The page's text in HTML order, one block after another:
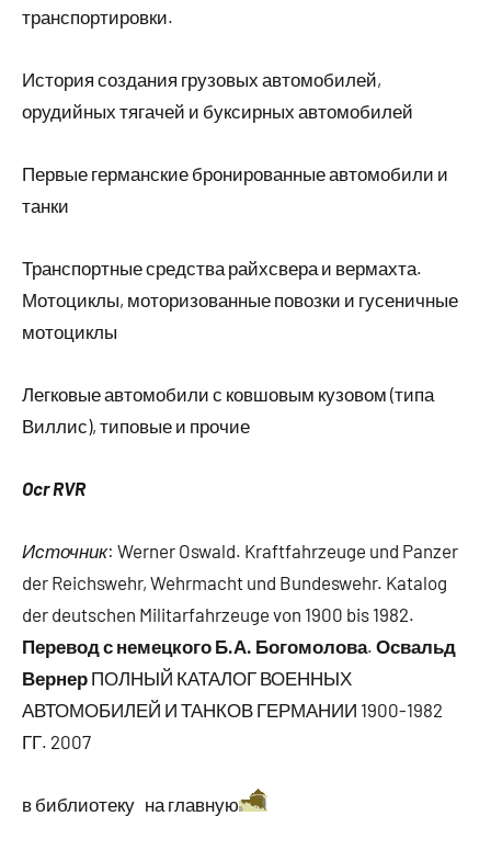
транспортировки.
История создания грузовых автомобилей,
орудийных тягачей и буксирных автомобилей
Первые германские бронированные автомобили и
танки
Транспортные средства райхсвера и вермахта.
Мотоциклы, моторизованные повозки и гусеничные
мотоциклы
Легковые автомобили с ковшовым кузовом (типа
Виллис), типовые и прочие
Ocr RVR
Источник: Werner Oswald. Kraftfahrzeuge und Panzer
der Reichswehr, Wehrmacht und Bundeswehr. Katalog
der deutschen Militarfahrzeuge von 1900 bis 1982.
Перевод с немецкого Б.А. Богомолова. Освальд
Вернер ПОЛНЫЙ КАТАЛОГ ВОЕННЫХ
АВТОМОБИЛЕЙ И ТАНКОВ ГЕРМАНИИ 1900-1982
ГГ. 2007
в библиотеку на главную